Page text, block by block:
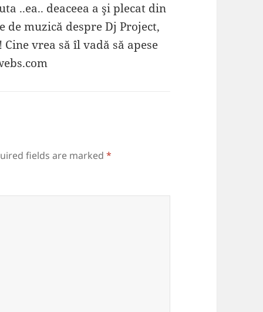
..ea.. deaceea a şi plecat din
de muzică despre Dj Project,
vrea să îl vadă să apese
fields are marked*